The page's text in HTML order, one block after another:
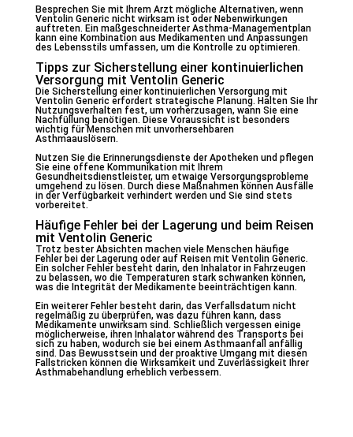
Besprechen Sie mit Ihrem Arzt mögliche Alternativen, wenn
Ventolin Generic nicht wirksam ist oder Nebenwirkungen
auftreten. Ein maßgeschneiderter Asthma-Managementplan
kann eine Kombination aus Medikamenten und Anpassungen
des Lebensstils umfassen, um die Kontrolle zu optimieren.
Tipps zur Sicherstellung einer kontinuierlichen
Versorgung mit Ventolin Generic
Die Sicherstellung einer kontinuierlichen Versorgung mit
Ventolin Generic erfordert strategische Planung. Halten Sie Ihr
Nutzungsverhalten fest, um vorherzusagen, wann Sie eine
Nachfüllung benötigen. Diese Voraussicht ist besonders
wichtig für Menschen mit unvorhersehbaren
Asthmaauslösern.
Nutzen Sie die Erinnerungsdienste der Apotheken und pflegen
Sie eine offene Kommunikation mit Ihrem
Gesundheitsdienstleister, um etwaige Versorgungsprobleme
umgehend zu lösen. Durch diese Maßnahmen können Ausfälle
in der Verfügbarkeit verhindert werden und Sie sind stets
vorbereitet.
Häufige Fehler bei der Lagerung und beim Reisen
mit Ventolin Generic
Trotz bester Absichten machen viele Menschen häufige
Fehler bei der Lagerung oder auf Reisen mit Ventolin Generic.
Ein solcher Fehler besteht darin, den Inhalator in Fahrzeugen
zu belassen, wo die Temperaturen stark schwanken können,
was die Integrität der Medikamente beeinträchtigen kann.
Ein weiterer Fehler besteht darin, das Verfallsdatum nicht
regelmäßig zu überprüfen, was dazu führen kann, dass
Medikamente unwirksam sind. Schließlich vergessen einige
möglicherweise, ihren Inhalator während des Transports bei
sich zu haben, wodurch sie bei einem Asthmaanfall anfällig
sind. Das Bewusstsein und der proaktive Umgang mit diesen
Fallstricken können die Wirksamkeit und Zuverlässigkeit Ihrer
Asthmabehandlung erheblich verbessern.